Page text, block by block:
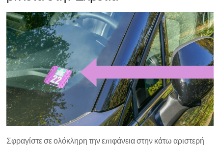
Σφραγίστε σε ολόκληρη την επιφάνεια στην κάτω αριστερή